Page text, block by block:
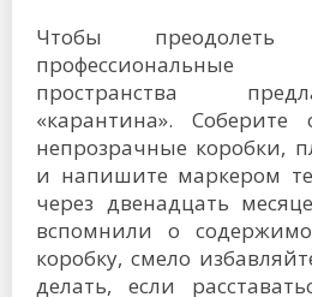
Чтобы
профессиональные
пространства
«карантина».
непрозрачные коробки,
и напишите маркером
через двенадцать
вспомнили о
коробку, смело
делать, если